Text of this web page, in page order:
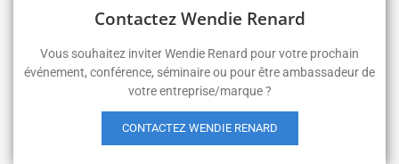
Contactez Wendie Renard
Vous souhaitez inviter Wendie Renard pour votre prochain
événement, conférence, séminaire ou pour être ambassadeur de
votre entreprise/marque ?
CONTACTEZ WENDIE RENARD